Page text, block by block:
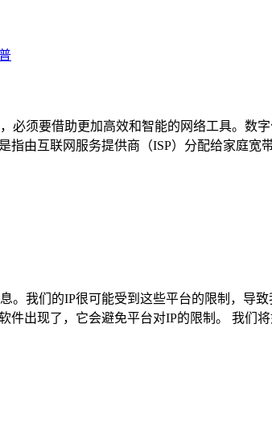
必须要借助更加高效和智能的网络工具。数
由互联网服务提供商（ISP）分配给家庭
。我们的IP很可能受到这些平台的限制，导
出现了，它会避免平台对IP的限制。 我们